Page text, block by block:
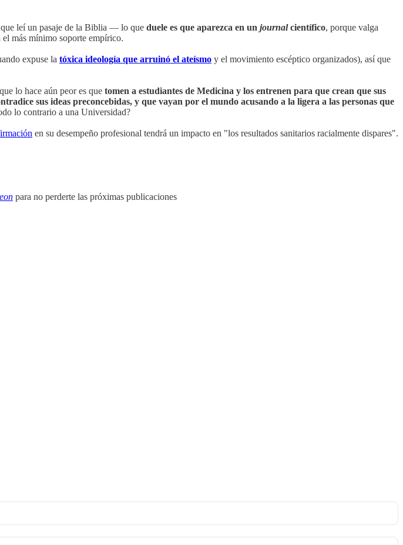
que leí un pasaje de la Biblia — lo que duele es que aparezca en un journalcientífico, porque valga
más mínimo soporte empírico.
expuse la tóxica ideología que arruinó el ateísmo y el movimiento escéptico organizados), así que
lo hace aún peor es que tomen a estudiantes de Medicina y los entrenen para que crean que sus
sus ideas preconcebidas, y que vayan por el mundo acusando a la ligera a las personas que
lo contrario a una Universidad?
en su desempeño profesional tendrá un impacto en "los resultados sanitarios racialmente dispares".
para no perderte las próximas publicaciones